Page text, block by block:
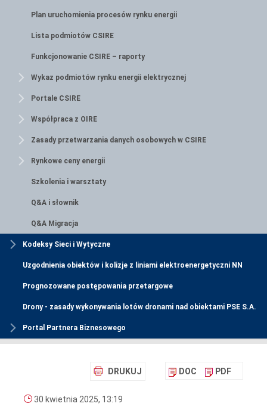
Plan uruchomienia procesów rynku energii
Lista podmiotów CSIRE
Funkcjonowanie CSIRE – raporty
Wykaz podmiotów rynku energii elektrycznej
Portale CSIRE
Współpraca z OIRE
Zasady przetwarzania danych osobowych w CSIRE
Rynkowe ceny energii
Szkolenia i warsztaty
Q&A i słownik
Q&A Migracja
Kodeksy Sieci i Wytyczne
Uzgodnienia obiektów i kolizje z liniami elektroenergetyczni NN
Prognozowane postępowania przetargowe
Drony - zasady wykonywania lotów dronami nad obiektami PSE S.A.
Portal Partnera Biznesowego
DRUKUJ DOC PDF
30 kwietnia 2025, 13:19